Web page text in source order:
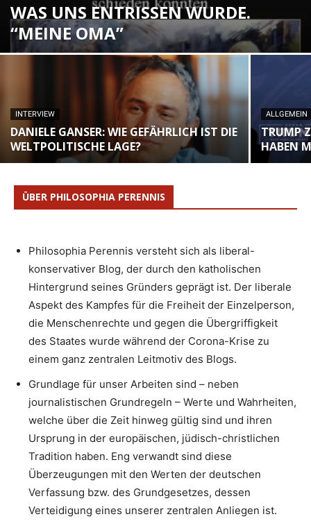
WAS UNS ENTRISSEN WURDE.
“MEINE OMA”
INTERVIEW
DANIELE GANSER: WIE GEFÄHRLICH IST DIE
WELTPOLITISCHE LAGE?
ALLGEMEIN
TRUMP
ABEN
ÜBER PHILOSOPHIA PERENNIS
Philosophia Perennis versteht sich als liberal-
konservativer Blog, der durch den katholischen
Hintergrund seines Gründers geprägt ist. Der liberale
Aspekt des Kampfes für die Freiheit der Einzelperson,
die Menschenrechte und gegen die Übergriffigkeit
des Staates wurde während der Corona-Krise zu
einem ganz zentralen Leitmotiv des Blogs.
Grundlage für unser Arbeiten sind – neben
journalistischen Grundregeln – Werte und Wahrheiten,
welche über die Zeit hinweg gültig sind und ihren
Ursprung in der europäischen, jüdisch-christlichen
Tradition haben. Eng verwandt sind diese
Überzeugungen mit den Werten der deutschen
Verfassung bzw. des Grundgesetzes, dessen
Verteidigung eines unserer zentralen Anliegen ist.